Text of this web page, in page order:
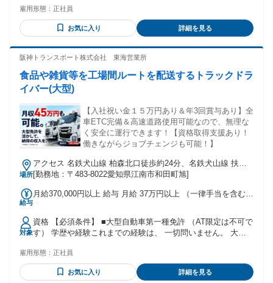
方 ＊ドライバーの経験者 ＊中型・大型免許をお持ちの方
雇用形態： 正社員
お気に入り 詳細を見る
阪神トランスポート株式会社 東海営業所
食品や雑貨等を工場間ルートを配送するトラックドラ
イバー(大型)
【入社祝い金１５万円あり＆年3回賞与あり】全
車ETC完備＆高速道路使用可能なので、無理な
く安全に運行できます！【資格取得支援あり！
働きながらジョブチェンジも可能！】
場所
アクセス 名鉄犬山線 柏森北口徒歩約24分、名鉄犬山線 扶桑
西口徒歩約26分、名鉄犬山線 木津用水犬山方面口徒歩約40分
[勤務地：〒483-8022愛知県江南市和田町旭]
給与
月給370,000円以上 給与 月給 37万円以上 （一律手当を含む）
賞与 ＜ 充実手当あり ＞ ・地域手当 ・残業代全額支給 ・役職
手当 ・職種手当 ・職務手当 ・資格手当 ・考課手当 ・出来高
手当 ・休日出勤手当 ・深夜手当 交通費：交通費支給 交通費
規定支給
対象
資格 【必須条件】 ■大型自動車第一種免許 （AT限定は不可で
す） 学歴や経験これまでの経験は、 一切問いません。 大型
る資格・経験 】 ＜ 歓迎する要件 ＞ ■運行管理者の資格 ■フ
ォークリフト免許 ■トラックの運転経験 （年数は不問です）
ブランクがある方も、 新しい環境で、 リスタートしません
雇用形態： 正社員
お気に入り 詳細を見る